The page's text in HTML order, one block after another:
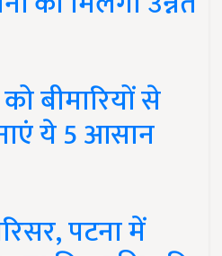
बीमारियों से
ये 5 आसान
पटना में